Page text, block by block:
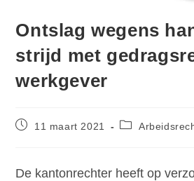
Ontslag wegens
strijd met
werkgever
11 maart 2021
De kantonrechter heeft op